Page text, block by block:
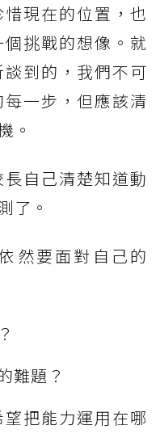
現在的位置，也
挑戰的想像。就
到的，我們不可
一步，但應該清
。
自己清楚知道動
了。
然要面對自己的
難題？
把能力運用在哪